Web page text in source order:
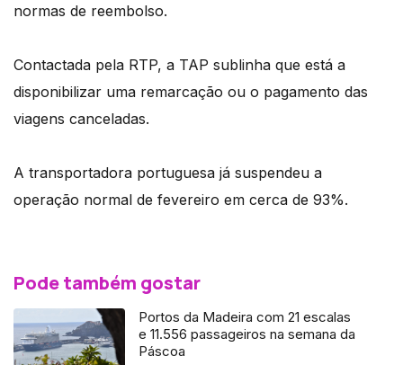
normas de reembolso.
Contactada pela RTP, a TAP sublinha que está a
disponibilizar uma remarcação ou o pagamento das
viagens canceladas.
A transportadora portuguesa já suspendeu a
operação normal de fevereiro em cerca de 93%.
Pode também gostar
Portos da Madeira com 21 escalas
e 11.556 passageiros na semana da
Páscoa